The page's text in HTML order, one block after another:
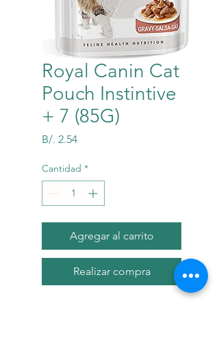
Royal Canin Cat
Pouch Instintive
+ 7 (85G)
B/. 2.54Precio
Cantidad *
Agregar al carrito
Realizar compra